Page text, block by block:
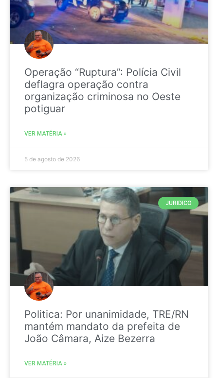
Operação “Ruptura”: Polícia Civil
deflagra operação contra
organização criminosa no Oeste
potiguar
VER MATÉRIA »
5 de agosto de 2026
JURIDICO
Politica: Por unanimidade, TRE/RN
mantém mandato da prefeita de
João Câmara, Aize Bezerra
VER MATÉRIA »